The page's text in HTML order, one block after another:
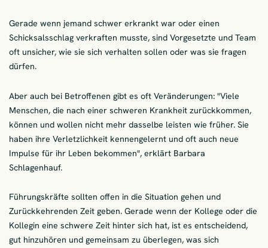
Gerade wenn jemand schwer erkrankt war oder einen
Schicksalsschlag verkraften musste, sind Vorgesetzte und Team
oft unsicher, wie sie sich verhalten sollen oder was sie fragen
dürfen.
Aber auch bei Betroffenen gibt es oft Veränderungen: "Viele
Menschen, die nach einer schweren Krankheit zurückkommen,
können und wollen nicht mehr dasselbe leisten wie früher. Sie
haben ihre Verletzlichkeit kennengelernt und oft auch neue
Impulse für ihr Leben bekommen", erklärt Barbara
Schlagenhauf.
Führungskräfte sollten offen in die Situation gehen und
Zurückkehrenden Zeit geben. Gerade wenn der Kollege oder die
Kollegin eine schwere Zeit hinter sich hat, ist es entscheidend,
gut hinzuhören und gemeinsam zu überlegen, was sich